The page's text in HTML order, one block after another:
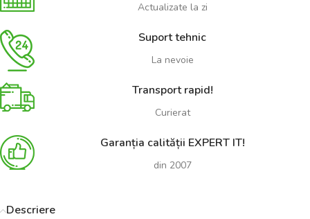
Actualizate la zi
Suport tehnic
La nevoie
Transport rapid!
Curierat
Garanția calității EXPERT IT!
din 2007
Descriere